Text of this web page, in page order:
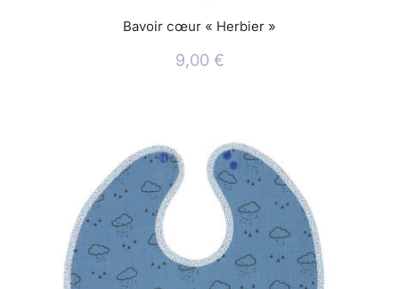
Bavoir cœur « Herbier »
9,00 €